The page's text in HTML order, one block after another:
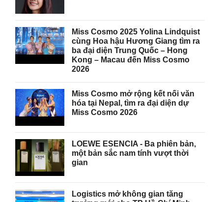
Miss Cosmo 2025 Yolina Lindquist
cùng Hoa hậu Hương Giang tìm ra
ba đại diện Trung Quốc – Hong
Kong – Macau đến Miss Cosmo
2026
Miss Cosmo mở rộng kết nối văn
hóa tại Nepal, tìm ra đại diện dự
Miss Cosmo 2026
LOEWE ESENCIA - Ba phiên bản,
một bản sắc nam tính vượt thời
gian
Logistics mở không gian tăng